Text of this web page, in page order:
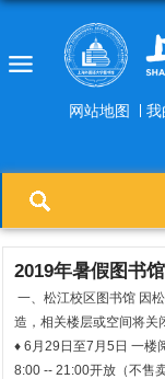
网站地图 我
2019年暑假图书
一、松江校区图书馆 因
造，相关楼层或空间将关
♦ 6月29日至7月5日 一楼
8:00 -- 21:00开放（不售